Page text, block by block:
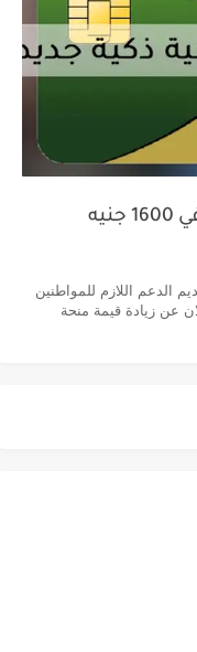
وزارة التموين تعلن عن دعم إضافي 1600 جنيه
الدعم اللازم للمواطنين
عن زيادة قيمة منحة